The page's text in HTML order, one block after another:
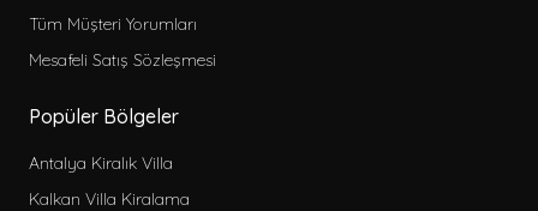
Tüm Müşteri Yorumları
Mesafeli Satış Sözleşmesi
Popüler Bölgeler
Antalya Kiralık Villa
Kalkan Villa Kiralama